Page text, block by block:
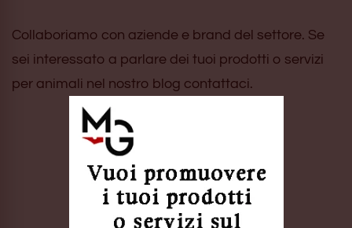
Collaboriamo con aziende e brand del settore. Se
sei interessato a parlare dei tuoi prodotti o servizi
per animali nel nostro blog contattaci.